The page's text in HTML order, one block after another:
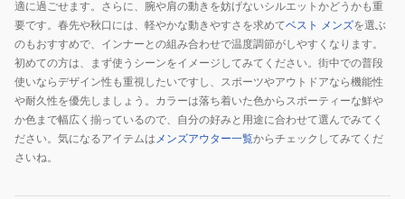
適に過ごせます。さらに、腕や肩の動きを妨げないシルエットかどうかも重
要です。春先や秋口には、軽やかな動きやすさを求めてベスト メンズを選ぶ
のもおすすめで、インナーとの組み合わせで温度調節がしやすくなります。
初めての方は、まず使うシーンをイメージしてみてください。街中での普段
使いならデザイン性も重視したいですし、スポーツやアウトドアなら機能性
や耐久性を優先しましょう。カラーは落ち着いた色からスポーティーな鮮や
か色まで幅広く揃っているので、自分の好みと用途に合わせて選んでみてく
ださい。気になるアイテムは メンズアウター一覧からチェックしてみてくだ
さいね。